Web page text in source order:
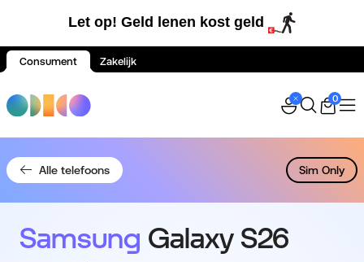
Let op! Geld lenen kost geld
Consument Zakelijk
0
Alle telefoons Sim Only
Samsung Galaxy S26